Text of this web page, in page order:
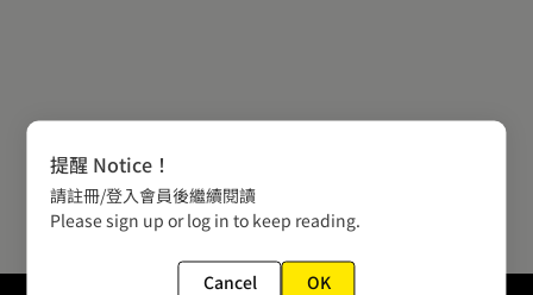
提醒 Notice！
請註冊/登入會員後繼續閱讀
Please sign up or log in to keep reading.
Cancel OK